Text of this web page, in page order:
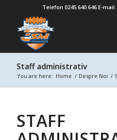
Telefon 0245.640.646 E-
Staff administrativ
You are here: Home / Despre Noi /
STAFF